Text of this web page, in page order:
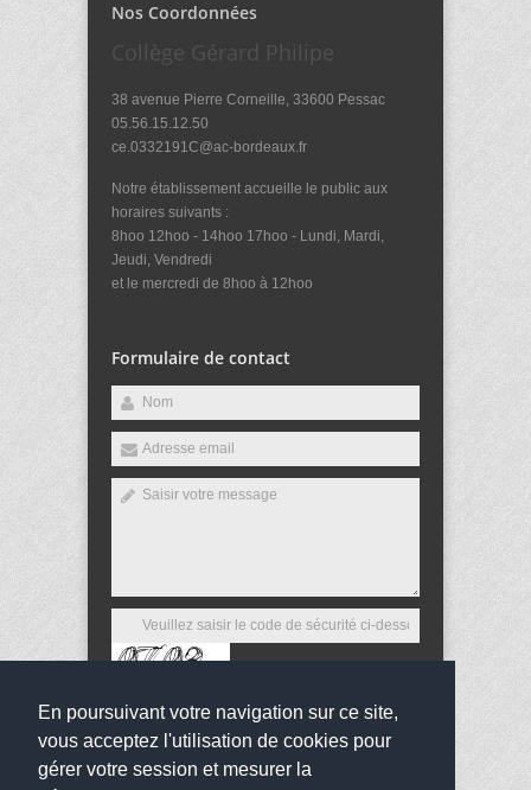
En poursuivant votre navigation sur ce site,
vous acceptez l'utilisation de cookies pour
gérer votre session et mesurer la
Nos Coordonnées
Collège Gérard Philipe
38 avenue Pierre Corneille, 33600 Pessac
05.56.15.12.50
ce.0332191C@ac-bordeaux.fr
Notre établissement accueille le public aux
horaires suivants :
8hoo 12hoo - 14hoo 17hoo - Lundi, Mardi,
Jeudi, Vendredi
et le mercredi de 8hoo à 12hoo
Formulaire de contact
Envoyer